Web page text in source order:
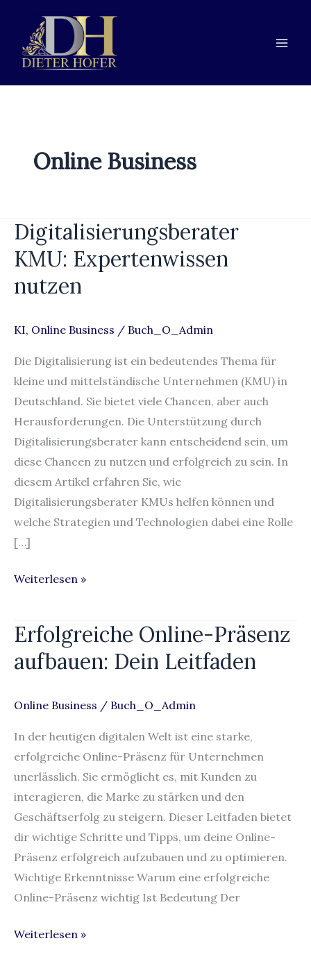
springen
Navigation
springen
springen
Online Business
Digitalisierungsberater
KMU: Expertenwissen
nutzen
KI, Online Business / Buch_O_Admin
Die Digitalisierung ist ein bedeutendes Thema für
kleine und mittelständische Unternehmen (KMU) in
Deutschland. Sie bietet viele Chancen, aber auch
Herausforderungen. Die Unterstützung durch
Digitalisierungsberater kann entscheidend sein, um
diese Chancen zu nutzen und erfolgreich zu sein. In
diesem Artikel erfahren Sie, wie
Digitalisierungsberater KMUs helfen können und
welche Strategien und Technologien dabei eine Rolle
[…]
Digitalisierungsberater
KMU:
Expertenwissen
nutzen
Weiterlesen »
Erfolgreiche Online-Präsenz
aufbauen: Dein Leitfaden
Online Business / Buch_O_Admin
In der heutigen digitalen Welt ist eine starke,
erfolgreiche Online-Präsenz für Unternehmen
unerlässlich. Sie ermöglicht es, mit Kunden zu
interagieren, die Marke zu stärken und den
Geschäftserfolg zu steigern. Dieser Leitfaden bietet
dir wichtige Schritte und Tipps, um deine Online-
Präsenz erfolgreich aufzubauen und zu optimieren.
Wichtige Erkenntnisse Warum eine erfolgreiche
Online-Präsenz wichtig Ist Bedeutung Der
Erfolgreiche
Online-
Präsenz
Dein
Leitfaden
Weiterlesen »